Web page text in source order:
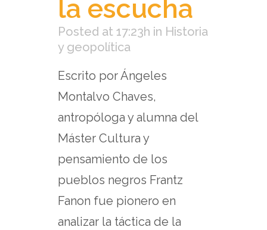
la escucha
Posted at 17:23h in Historia
y geopolítica
Escrito por Ángeles
Montalvo Chaves,
antropóloga y alumna del
Máster Cultura y
pensamiento de los
pueblos negros Frantz
Fanon fue pionero en
analizar la táctica de la